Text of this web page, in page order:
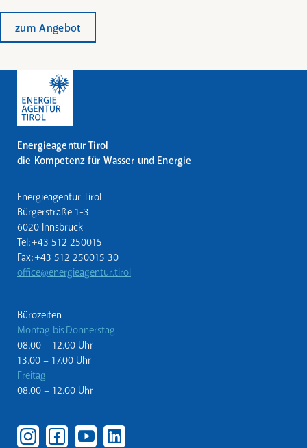
zum Angebot
Energieagentur Tirol
die Kompetenz für Wasser und Energie
Energieagentur Tirol
Bürgerstraße 1-3
6020 Innsbruck
Tel: +43 512 250015
Fax: +43 512 250015 30
office@energieagentur.tirol
Bürozeiten
Montag bis Donnerstag
08.00 – 12.00 Uhr
13.00 – 17.00 Uhr
Freitag
08.00 – 12.00 Uhr